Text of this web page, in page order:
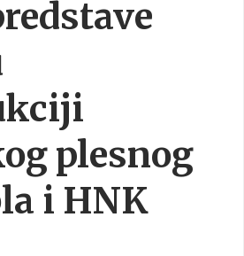
plesnog
i HNK